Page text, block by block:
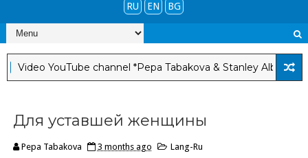
RU EN BG
YouTube channel *Pepa Tabakova & Stanley Albright*
Для уставшей женщины
Pepa Tabakova 3 months ago Lang-Ru